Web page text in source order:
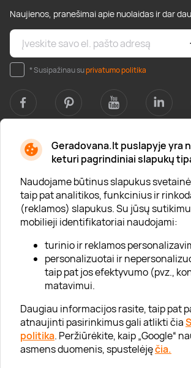
Geradovana.lt puslapyje yra
keturi pagrindiniai slapukų
Naudojame būtinus slapukus
taip pat analitikos, funkcinius ir
(reklamos) slapukus. Su jūsų
mobilieji identifikatoriai naudojami:
turinio ir reklamos
personalizuotai ir
taip pat jos efektyvumo (pvz.,
matavimui.
Daugiau informacijos rasite, taip pat
atnaujinti pasirinkimus gali atlikti čia
politika. Peržiūrėkite, kaip „Google“
asmens duomenis, spustelėjęčia.
Naujienos, pranešimai apie nuolaidas ir dar
* Susipažinau suprivatumo politika
Apie mus
Apie „Gera Dovana“
Lojalumo klubas
Karjera
Visi partneriai
Kontaktai
Tinklaraštis
Informacija